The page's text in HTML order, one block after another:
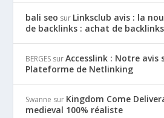
bali seo sur Linksclub avis : la
de backlinks : achat de
BERGES surAccesslink : Notre avis
Plateforme de Netlinking
Swanne sur Kingdom Come
medieval 100% réaliste